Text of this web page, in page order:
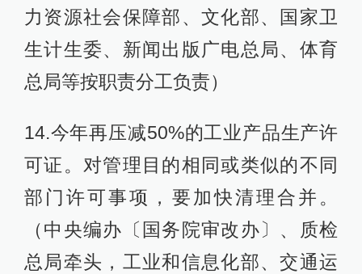
力资源社会保障部、文化部、国家卫
生计生委、新闻出版广电总局、体育
总局等按职责分工负责）
14.今年再压减50%的工业产品生产许
可证。对管理目的相同或类似的不同
部门许可事项，要加快清理合并。
（中央编办〔国务院审改办〕、质检
总局牵头，工业和信息化部、交通运